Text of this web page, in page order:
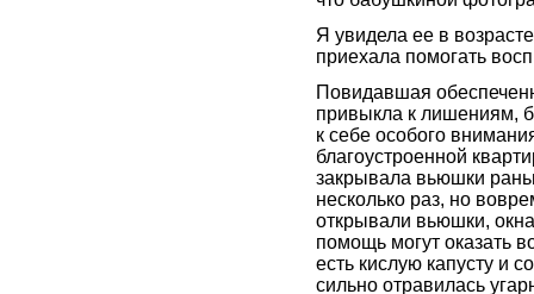
Я увидела ее в
приехала помогать
Повидавшая
привыкла к лишениям,
к себе особого
благоустроенной
закрывала вьюшки
несколько раз, но
открывали вьюшки,
помощь могут оказать
есть кислую капусту и
сильно отравилась